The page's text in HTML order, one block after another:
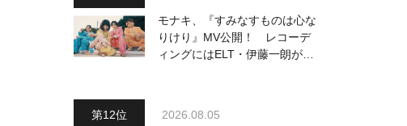
モナキ、『すみなすものは心な
りけり』MV公開！ レコーデ
ィングにはELT・伊藤一朗がリ
2026.08.05